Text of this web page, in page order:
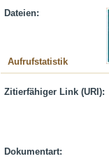
Dateien:
Aufrufstatistik
Zitierfähiger Link (URI):
Dokumentart: